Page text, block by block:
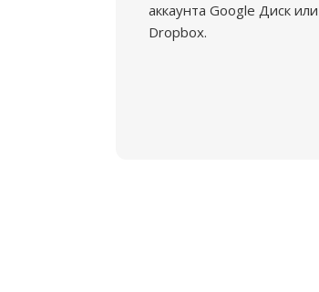
аккаунта Google Диск или
Dropbox.